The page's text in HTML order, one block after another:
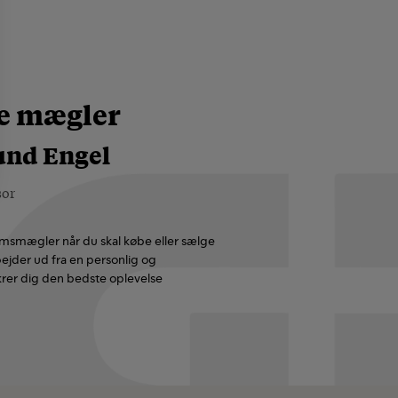
mægler
Engel
når du skal købe eller sælge
ud fra en personlig og
dig den bedste oplevelse